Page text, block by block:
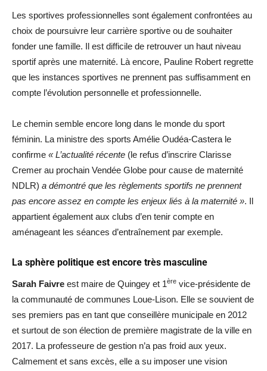
Les sportives professionnelles sont également confrontées au
choix de poursuivre leur carrière sportive ou de souhaiter
fonder une famille. Il est difficile de retrouver un haut niveau
sportif après une maternité. Là encore, Pauline Robert regrette
que les instances sportives ne prennent pas suffisamment en
compte l’évolution personnelle et professionnelle.
Le chemin semble encore long dans le monde du sport
féminin. La ministre des sports Amélie Oudéa-Castera le
confirme « L’actualité récente (le refus d’inscrire Clarisse
Cremer au prochain Vendée Globe pour cause de maternité
NDLR) a démontré que les règlements sportifs ne prennent
pas encore assez en compte les enjeux liés à la maternité ». Il
appartient également aux clubs d’en tenir compte en
aménageant les séances d’entraînement par exemple.
La sphère politique est encore très masculine
Sarah Faivre est maire de Quingey et 1ère vice-présidente de
la communauté de communes Loue-Lison. Elle se souvient de
ses premiers pas en tant que conseillère municipale en 2012
et surtout de son élection de première magistrate de la ville en
2017. La professeure de gestion n’a pas froid aux yeux.
Calmement et sans excès, elle a su imposer une vision